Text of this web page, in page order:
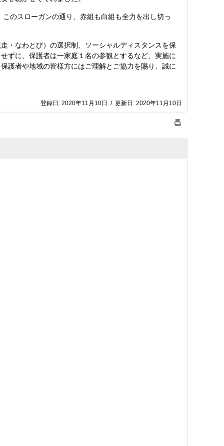
スローガンの通り、赤組も白組も全力を出し切っ
・なわとび）の選択制、ソーシャルディスタンスを保
ずに、保護者は一家庭１名の参観とするなど、実施に
護者や地域の皆様方にはご理解とご協力を賜り、誠に
登録日: 2020年11月10日 / 更新日: 2020年11月10日